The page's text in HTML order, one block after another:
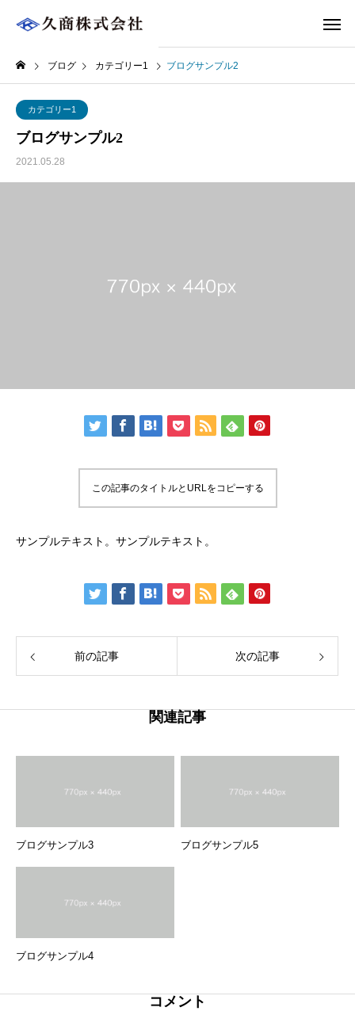
ブログ カテゴリー1 ブログサンプル2
カテゴリー1
ブログサンプル2
2021.05.28
この記事のタイトルとURLをコピーする
サンプルテキスト。サンプルテキスト。
前の記事 次の記事
関連記事
ブログサンプル3 ブログサンプル5
ブログサンプル4
コメント